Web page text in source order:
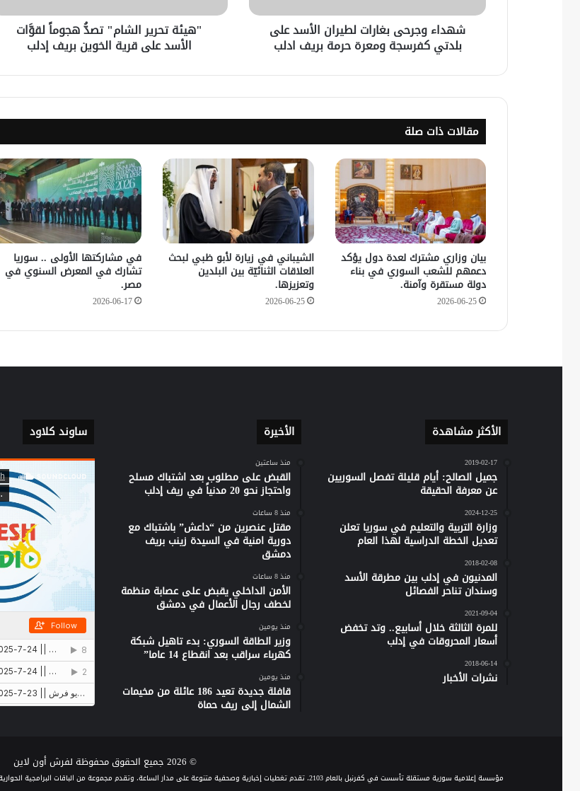
الإحتلال الإسرائيلي يتحرك في جبل
في قلعة جندل
سليمان عبد الباقي مدير أمن السويداء
يكشف سبب انفجار مركبة على طريق
دمشق
في زيارته الأولى .. الرئيس الفرنسي
يصل إلى سوريا.
شهداء وجرحى بغارات لطيران الأسد على
بلدتي كفرسجة ومعرة حرمة بريف ادلب
"هيئة تحرير الشام" تصدُّ هجوماً لقوَّات
الأسد على قرية الخوين بريف إدلب
مقالات ذات صلة
بيان وزاري مشترك لعدة دول يؤكد
دعمهم للشعب السوري في بناء
دولة مستقرة وآمنة.
2026-06-25
الشيباني في زيارة لأبو ظبي لبحث
العلاقات الثنائيّة بين البلدين
وتعزيزها.
2026-06-25
في مشاركتها الأولى .. سوريا
تشارك في المعرض السنوي في
مصر.
2026-06-17
الأكثر مشاهدة
2019-02-17
جميل الصالح: أيام قليلة تفصل السوريين
عن معرفة الحقيقة
2024-12-25
وزارة التربية والتعليم في سوريا تعلن
تعديل الخطة الدراسية لهذا العام
2018-02-08
المدنيون في إدلب بين مطرقة الأسد
وسندان تناحر الفصائل
2021-09-04
للمرة الثالثة خلال أسابيع.. وتد تخفض
أسعار المحروقات في إدلب
2018-06-14
نشرات الأخبار
الأخيرة
منذ ساعتين
القبض على مطلوب بعد اشتباك مسلح
واحتجاز نحو 20 مدنياً في ريف إدلب
منذ 8 ساعات
مقتل عنصرين من “داعش” باشتباك مع
دورية امنية في السيدة زينب بريف
دمشق
منذ 8 ساعات
الأمن الداخلي يقبض على عصابة منظمة
لخطف رجال الأعمال في دمشق
منذ يومين
وزير الطاقة السوري: بدء تاهيل شبكة
كهرباء سراقب بعد انقطاع 14 عاما”
منذ يومين
قافلة جديدة تعيد 186 عائلة من مخيمات
الشمال إلى ريف حماة
ساوند كلاود
© 2026 جميع الحقوق محفوظة لفرش أون لاين
مؤسسة إعلامية سورية مستقلة تأسست في كفرنبل بالعام 2103، تقدم تغطيات إخبارية وصحفية متنوعة على مدار الساعة، وتقدم مجموعة من الباقات البرامجية الحوارية والاجتماعية والخدمية، عبر موجة الـ FM والبث المباشر، ومنصاتها المختلفة على السوشيال ميديا.